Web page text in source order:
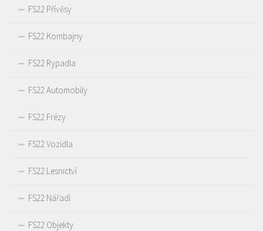
FS22 Přívěsy
FS22 Kombajny
FS22 Rypadla
FS22 Automobily
FS22 Frézy
FS22 Vozidla
FS22 Lesnictví
FS22 Nářadí
FS22 Objekty